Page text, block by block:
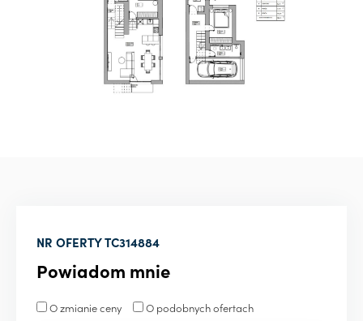
NR OFERTYTC314884
Powiadom mnie
O zmianie ceny O podobnych ofertach